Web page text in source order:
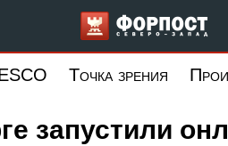
Форпост
Точка зрения
запустили